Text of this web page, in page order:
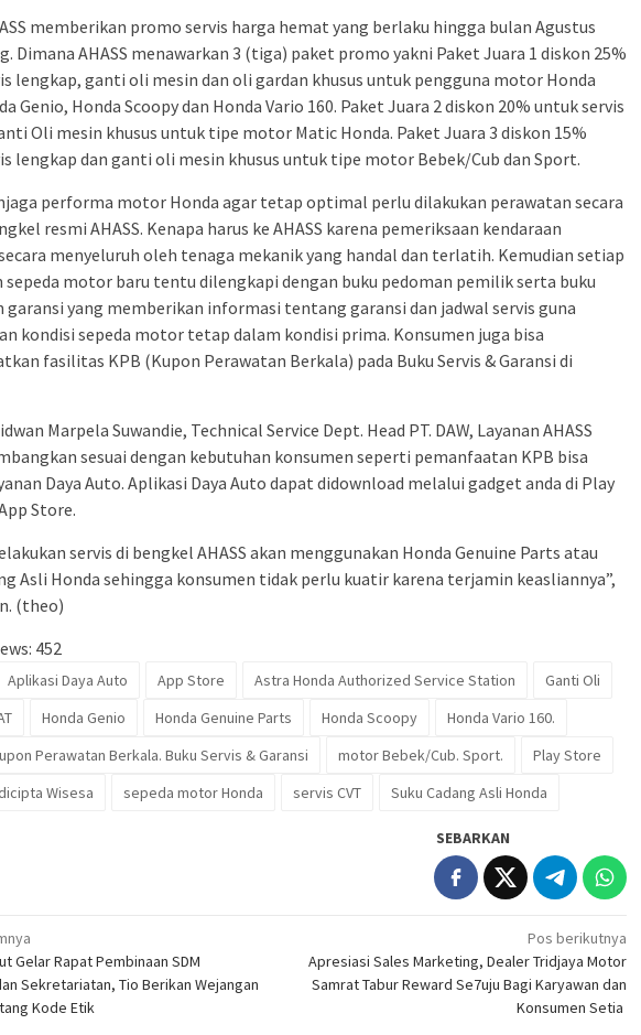
memberikan promo servis harga hemat yang berlaku hingga bulan Agustus
Dimana AHASS menawarkan 3 (tiga) paket promo yakni Paket Juara 1 diskon 25%
lengkap, ganti oli mesin dan oli gardan khusus untuk pengguna motor Honda
Genio, Honda Scoopy dan Honda Vario 160. Paket Juara 2 diskon 20% untuk servis
Oli mesin khusus untuk tipe motor Matic Honda. Paket Juara 3 diskon 15%
lengkap dan ganti oli mesin khusus untuk tipe motor Bebek/Cub dan Sport.
performa motor Honda agar tetap optimal perlu dilakukan perawatan secara
resmi AHASS. Kenapa harus ke AHASS karena pemeriksaan kendaraan
menyeluruh oleh tenaga mekanik yang handal dan terlatih. Kemudian setiap
sepeda motor baru tentu dilengkapi dengan buku pedoman pemilik serta buku
garansi yang memberikan informasi tentang garansi dan jadwal servis guna
kondisi sepeda motor tetap dalam kondisi prima. Konsumen juga bisa
fasilitas KPB (Kupon Perawatan Berkala) pada Buku Servis & Garansi di
Marpela Suwandie, Technical Service Dept. Head PT. DAW, Layanan AHASS
sesuai dengan kebutuhan konsumen seperti pemanfaatan KPB bisa
Daya Auto. Aplikasi Daya Auto dapat didownload melalui gadget anda di Play
Store.
servis di bengkel AHASS akan menggunakan Honda Genuine Parts atau
Asli Honda sehingga konsumen tidak perlu kuatir karena terjamin keasliannya”,
(theo)
452
Aplikasi Daya Auto App Store Astra Honda Authorized Service Station
Ganti Oli
Honda Genio Honda Genuine Parts Honda Scoopy
Honda Vario 160.
Perawatan Berkala. Buku Servis & Garansi motor Bebek/Cub. Sport.
Play Store
Wisesa
sepeda motor Honda servis CVT Suku Cadang Asli Honda
SEBARKAN
Gelar Rapat Pembinaan SDM
Sekretariatan, Tio Berikan Wejangan
Kode Etik
Pos berikutnya
Apresiasi Sales Marketing, Dealer Tridjaya Motor
Samrat Tabur Reward Se7uju Bagi Karyawan dan
Konsumen Setia